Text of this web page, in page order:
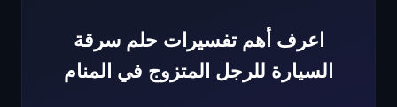
اعرف أهم تفسيرات حلم سرقة
السيارة للرجل المتزوج في المنام